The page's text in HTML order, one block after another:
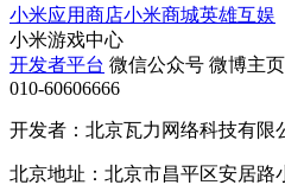
小米应用商店小米商城英雄互娱
小米游戏中心
开发者平台 微信公众号 微博主页
010-60606666
开发者：北京瓦力网络科技有限
北京地址：北京市昌平区安居路